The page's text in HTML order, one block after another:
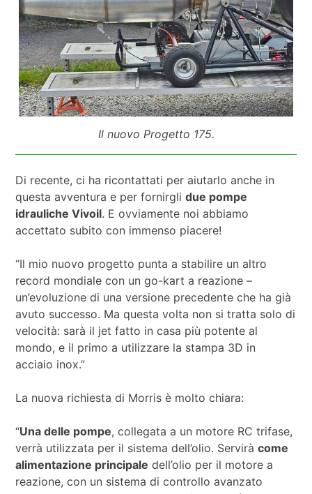
Il nuovo Progetto 175.
Di recente, ci ha ricontattati per aiutarlo anche in
questa avventura e per fornirglidue pompe
idrauliche Vivoil. E ovviamente noi abbiamo
accettato subito con immenso piacere!
“Il mio nuovo progetto punta a stabilire un altro
record mondiale con un go-kart a reazione –
un’evoluzione di una versione precedente che ha già
avuto successo. Ma questa volta non si tratta solo di
velocità: sarà il jet fatto in casa più potente al
mondo, e il primo a utilizzare la stampa 3D in
acciaio inox.”
La nuova richiesta di Morris è molto chiara:
“Una delle pompe, collegata a un motore RC trifase,
verrà utilizzata per il sistema dell’olio. Serviràcome
alimentazione principale dell’olio per il motore a
reazione, con un sistema di controllo avanzato